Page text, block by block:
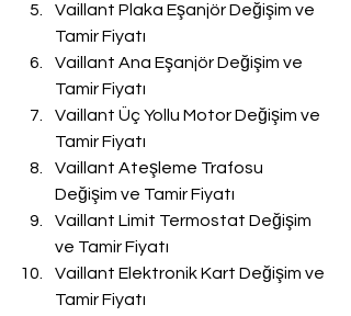
Vaillant Plaka Eşanjör Değişim ve
Tamir Fiyatı
Vaillant Ana Eşanjör Değişim ve
Tamir Fiyatı
Vaillant Üç Yollu Motor Değişim ve
Tamir Fiyatı
Vaillant Ateşleme Trafosu
Değişim ve Tamir Fiyatı
Vaillant Limit Termostat Değişim
ve Tamir Fiyatı
Vaillant Elektronik Kart Değişim ve
Tamir Fiyatı